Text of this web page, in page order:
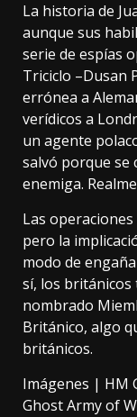
La historia de
aunque sus
serie de espías
Triciclo –Dusan
errónea a
verídicos a
un agente
salvó porque
enemiga.
Las
pero la
modo de
sí, los británicos
nombrado
Británico, algo
británicos.
Imágenes | HM
Ghost Army of